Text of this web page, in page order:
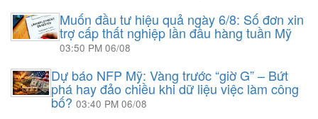
Muốn đầu tư hiệu quả ngày 6/8: Số đơn xin
trợ cấp thất nghiệp lần đầu hàng tuần Mỹ
03:50 PM 06/08
Dự báo NFP Mỹ: Vàng trước “giờ G” – Bứt
phá hay đảo chiều khi dữ liệu việc làm công
bố? 03:40 PM 06/08